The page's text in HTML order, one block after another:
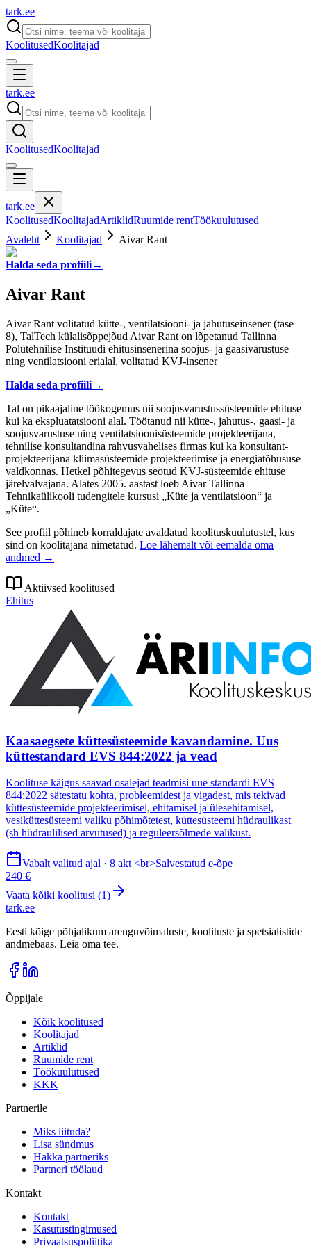
tark.ee
KoolitusedKoolitajad
tark.ee
KoolitusedKoolitajad
tark.ee
KoolitusedKoolitajadArtiklidRuumide rentTöökuulutused
Avaleht
Koolitajad Aivar Rant
Halda seda profiili→
Aivar Rant
Aivar Rant volitatud kütte-, ventilatsiooni- ja jahutuseinsener (tase
8), TalTech külalisõppejõud Aivar Rant on lõpetanud Tallinna
Polütehnilise Instituudi ehitusinsenerina soojus- ja gaasivarustuse
ning ventilatsiooni erialal, volitatud KVJ-insener
Halda seda profiili→
Tal on pikaajaline töökogemus nii soojusvarustussüsteemide ehituse
kui ka ekspluatatsiooni alal. Töötanud nii kütte-, jahutus-, gaasi- ja
soojusvarustuse ning ventilatsioonisüsteemide projekteerijana,
tehnilise konsultandina rahvusvahelises firmas kui ka konsultant-
projekteerijana kliimasüsteemide projekteerimise ja energiatõhususe
valdkonnas. Hetkel põhitegevus seotud KVJ-süsteemide ehituse
järelvalvajana. Alates 2005. aastast loeb Aivar Tallinna
Tehnikaülikooli tudengitele kursusi „Küte ja ventilatsioon“ ja
„Küte“.
See profiil põhineb korraldajate avaldatud koolituskuulutustel, kus
sind on koolitajana nimetatud. Loe lähemalt või eemalda oma
andmed →
Aktiivsed koolitused
Ehitus
Kaasaegsete küttesüsteemide kavandamine. Uus
küttestandard EVS 844:2022 ja vead
Koolituse käigus saavad osalejad teadmisi uue standardi EVS
844:2022 sätestatu kohta, probleemidest ja vigadest, mis tekivad
küttesüsteemide projekteerimisel, ehitamisel ja ülesehitamisel,
vesiküttesüsteemi valiku põhimõtetest, küttesüsteemi hüdraulikast
(sh hüdraulilised arvutused) ja reguleersõlmede valikust.
Vabalt valitud ajal · 8 akt <br>Salvestatud e-õpe
240 €
Vaata kõiki koolitusi (1)
tark.ee
Eesti kõige põhjalikum arenguvõimaluste, koolituste ja spetsialistide
andmebaas. Leia oma tee.
Õppijale
Kõik koolitused
Koolitajad
Artiklid
Ruumide rent
Töökuulutused
KKK
Partnerile
Miks liituda?
Lisa sündmus
Hakka partneriks
Partneri töölaud
Kontakt
Kontakt
Kasutustingimused
Privaatsuspoliitika